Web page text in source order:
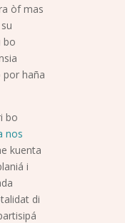
òf mas
bo
por haña
bo
nos
kuenta
i
di